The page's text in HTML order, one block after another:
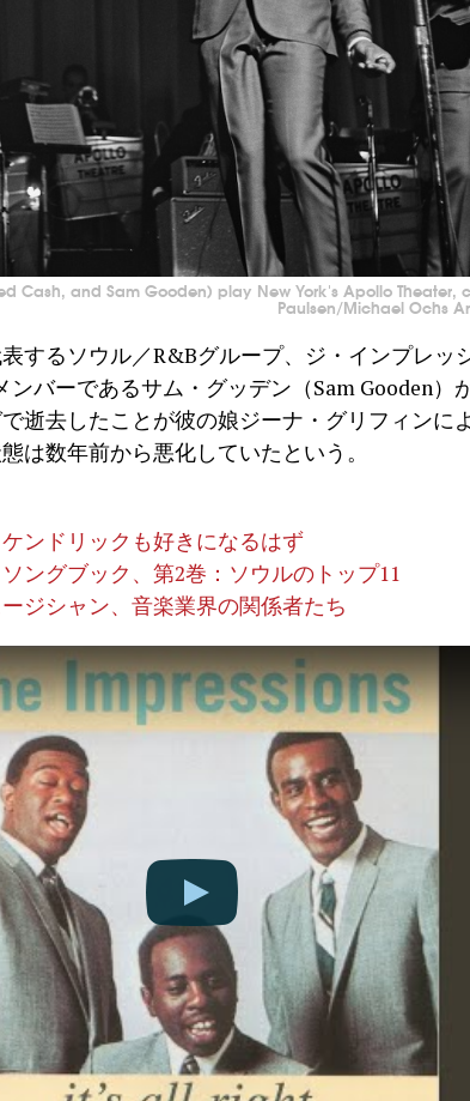
Cash, and Sam Gooden) play New York's Apollo Theater,
Paulsen/Michael Ochs
するソウル／R&Bグループ、ジ・インプレッ
バーであるサム・グッデン（Sam Gooden）
逝去したことが彼の娘ジーナ・グリフィンに
は数年前から悪化していたという。
ンドリックも好きになるはず
ングブック、第2巻：ソウルのトップ11
ジシャン、音楽業界の関係者たち